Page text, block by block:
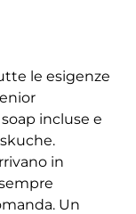
le esigenze
incluse e
in
Un